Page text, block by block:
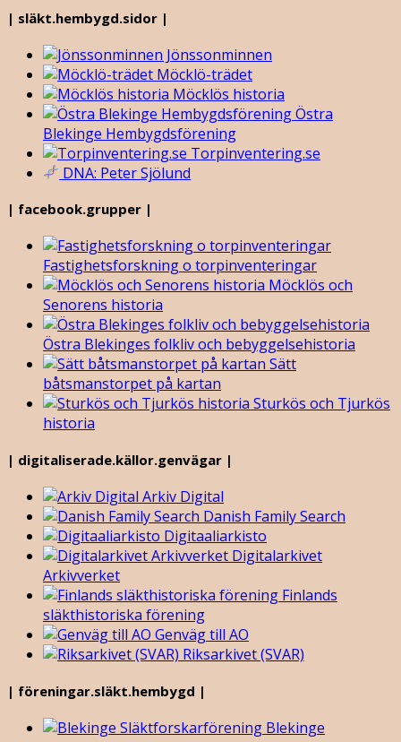
| släkt.hembygd.sidor |
Jönssonminnen
Möcklö-trädet
Möcklös historia
Östra
Blekinge Hembygdsförening
Torpinventering.se
DNA: Peter Sjölund
| facebook.grupper |
Fastighetsforskning o torpinventeringar
Möcklös och
Senorens historia
Östra Blekinges folkliv och bebyggelsehistoria
Sätt
båtsmanstorpet på kartan
Sturkös och Tjurkös
historia
| digitaliserade.källor.genvägar |
Arkiv Digital
Danish Family Search
Digitaaliarkisto
Digitalarkivet
Arkivverket
Finlands
släkthistoriska förening
Genväg till AO
Riksarkivet (SVAR)
| föreningar.släkt.hembygd |
Blekinge